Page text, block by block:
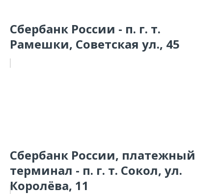
Сбербанк России - п. г. т.
Рамешки, Советская ул., 45
Сбербанк России, платежный
терминал - п. г. т. Сокол, ул.
Королёва, 11